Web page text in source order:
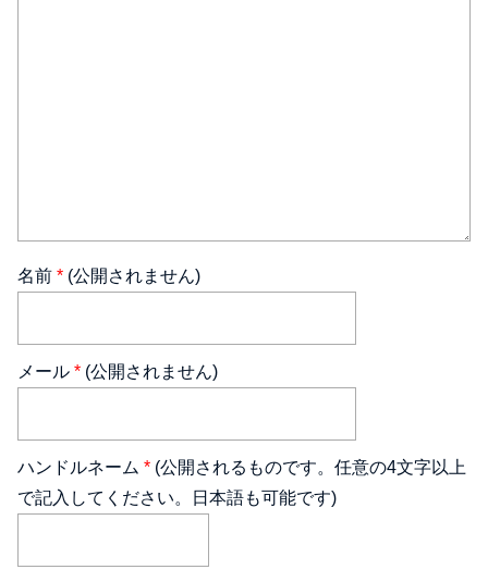
名前 * (公開されません)
メール * (公開されません)
ハンドルネーム * (公開されるものです。任意の4文字以上
で記入してください。日本語も可能です)